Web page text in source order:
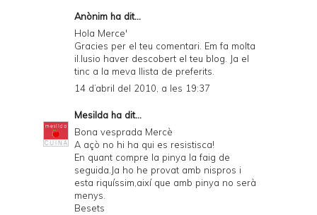
Anònim ha dit...
Hola Merce'
Gracies per el teu comentari. Em fa molta
il.lusio haver descobert el teu blog. Ja el
tinc a la meva llista de preferits.
14 d’abril del 2010, a les 19:37
Mesilda ha dit...
Bona vesprada Mercè
A açò no hi ha qui es resistisca!
En quant compre la pinya la faig de
seguida.Ja ho he provat amb nispros i
esta riquíssim,així que amb pinya no serà
menys.
Besets